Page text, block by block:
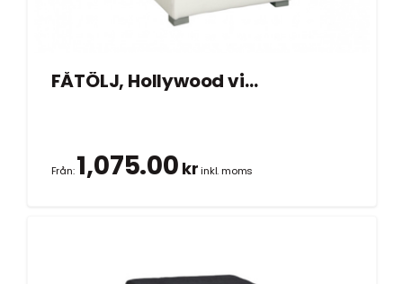
FÅTÖLJ, Hollywood vit 70×70 cm
Från:1,075.00 krinkl. moms